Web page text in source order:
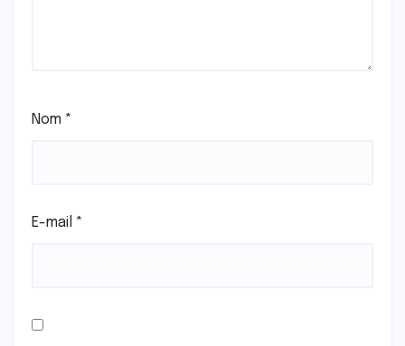
Nom *
E-mail *